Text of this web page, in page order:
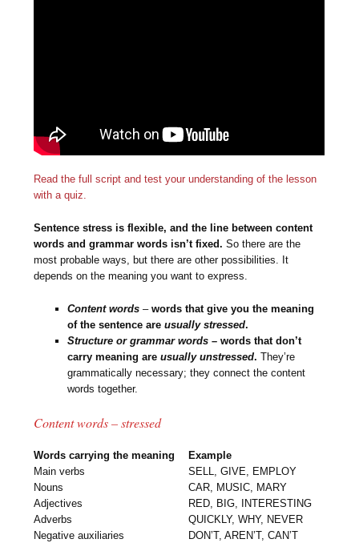
Read the full script and test your understanding of the lesson
with a quiz.
Sentence stress is flexible, and the line between content
words and grammar words isn’t fixed. So there are the
most probable ways, but there are other possibilities. It
depends on the meaning you want to express.
Content words –words that give you the meaning
of the sentence areusually stressed.
Structure or grammar words – words that don’t
carry meaning areusually unstressed. They’re
grammatically necessary; they connect the content
words together.
Content words – stressed
Words carrying the meaning
Example
Main verbs
SELL, GIVE, EMPLOY
Nouns
CAR, MUSIC, MARY
Adjectives
RED, BIG, INTERESTING
Adverbs
QUICKLY, WHY, NEVER
Negative auxiliaries
DON’T, AREN’T, CAN’T